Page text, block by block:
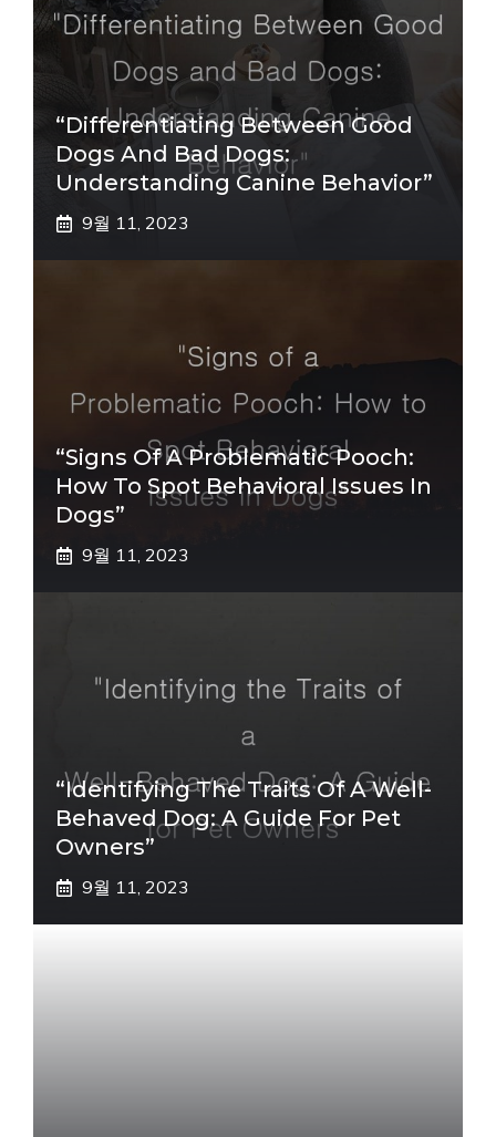
“Differentiating Between Good
Dogs And Bad Dogs:
Understanding Canine Behavior”
9월 11, 2023
“Signs Of A Problematic Pooch:
How To Spot Behavioral Issues In
Dogs”
9월 11, 2023
“Identifying The Traits Of A Well-
Behaved Dog: A Guide For Pet
Owners”
9월 11, 2023